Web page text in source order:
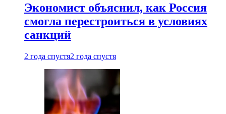
Экономист объяснил, как Россия
смогла перестроиться в условиях
санкций
2 года спустя2 года спустя